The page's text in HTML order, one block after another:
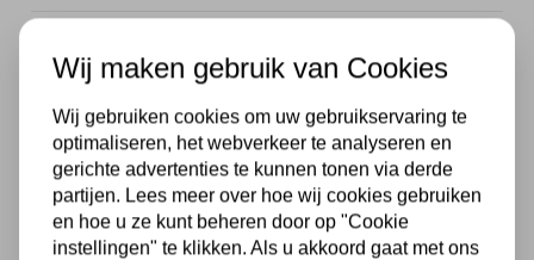
Wattage
40W
Lichtbron
Wij maken gebruik van Cookies
Wij gebruiken cookies om uw gebruikservaring te
optimaliseren, het webverkeer te analyseren en
gerichte advertenties te kunnen tonen via derde
partijen. Lees meer over hoe wij cookies gebruiken
en hoe u ze kunt beheren door op "Cookie
instellingen" te klikken. Als u akkoord gaat met ons